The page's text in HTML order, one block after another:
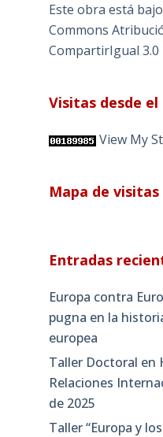
Este obra está
Commons
CompartirIgual
Visitas desde el
View My
Mapa de visitas
Entradas
Europa contra
pugna en la
europea
Taller Doctoral en
Relaciones
de 2025
Taller “Europa y